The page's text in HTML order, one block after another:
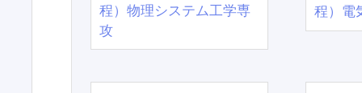
程）物理システム工学専
攻
程）電